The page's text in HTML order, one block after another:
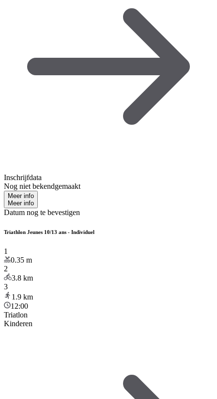
Inschrijfdata
Nog niet bekendgemaakt
Meer info
Meer info
Datum nog te bevestigen
Triathlon Jeunes 10/13 ans - Individuel
1
0.35 m
2
3.8 km
3
1.9 km
12:00
Triatlon
Kinderen